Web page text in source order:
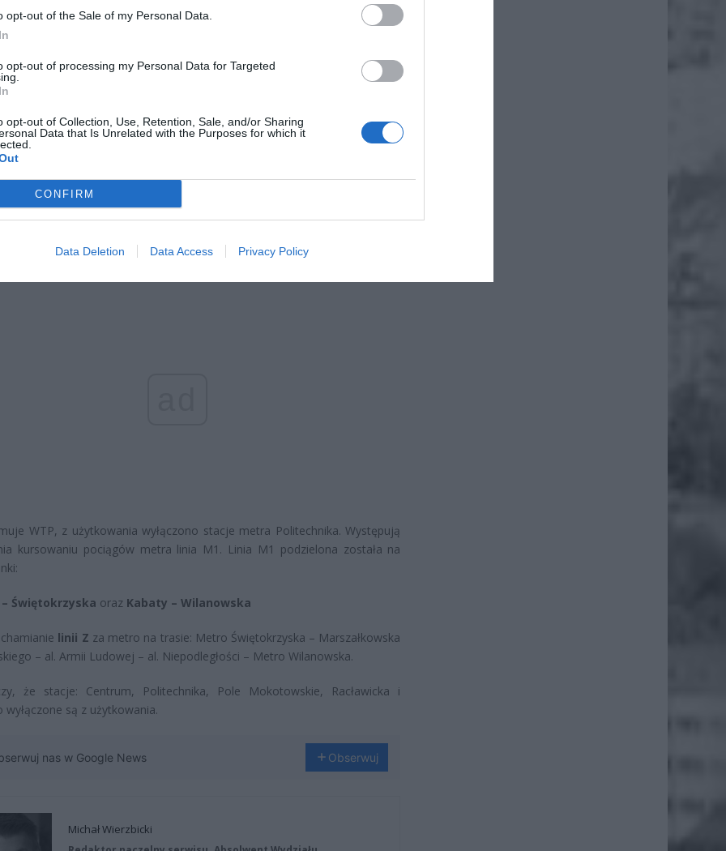
opt-out of the Sale of my Personal Data.
opt-out of processing my Personal Data for Targeted
opt-out of Collection, Use, Retention, Sale, and/or Sharing
Data that Is Unrelated with the Purposes for which it
CONFIRM
Data Deletion Data Access Privacy Policy
zdarzenie bada policja pod nadzorem prokuratora.
przecenił hit do kuchni. Air fryer tańszy aż o 150 zł, a to dopiero
dla milionów polskich rodzin. ZUS wypłacił już 173 mln zł.
wciąż można składać
WTP, z użytkowania wyłączono stacje metra Politechnika. Występują
kursowaniu pociągów metra linia M1. Linia M1 podzielona została na
– Świętokrzyska oraz Kabaty – Wilanowska
linii Z za metro na trasie: Metro Świętokrzyska – Marszałkowska
– al. Armii Ludowej – al. Niepodległości – Metro Wilanowska.
że stacje: Centrum, Politechnika, Pole Mokotowskie, Racławicka i
wyłączone są z użytkowania.
nas w Google News Obserwuj
Michał Wierzbicki